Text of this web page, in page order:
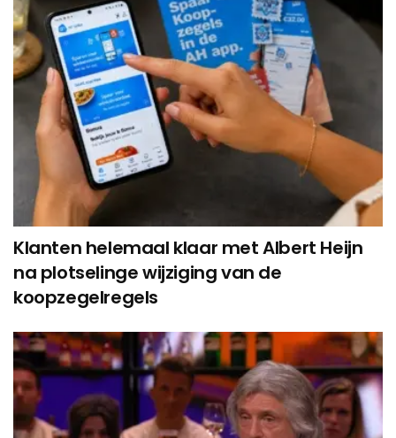
Klanten helemaal klaar met Albert Heijn
na plotselinge wijziging van de
koopzegelregels